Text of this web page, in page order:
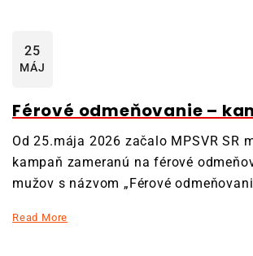
25
MÁJ
Férové odmeňovanie –
Od 25.mája 2026 začalo MPSVR SR
kampaň zameranú na férové
mužov s názvom „Férové
Read More